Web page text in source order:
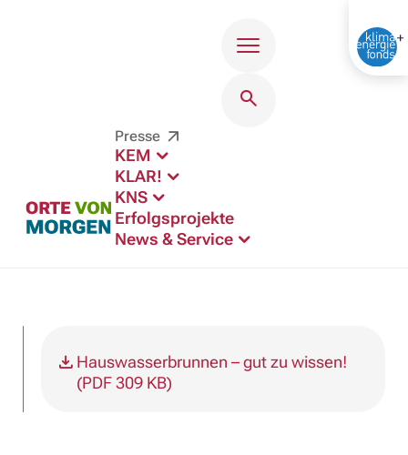
Presse
KEM
KLAR!
KNS
Erfolgsprojekte
News & Service
Hauswasserbrunnen – gut zu wissen!
(PDF 309 KB)